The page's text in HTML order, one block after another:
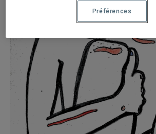
Préférences